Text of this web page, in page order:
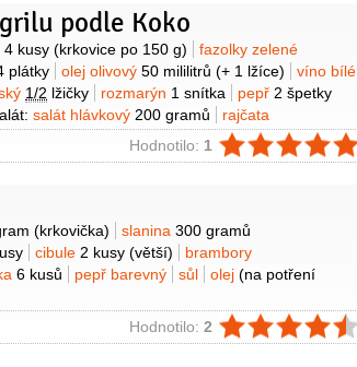
podle Koko
4 kusy (krkovice po 150 g)
fazolky zelené
plátky olej olivový 50 mililitrů (+ 1 lžíce)
víno bílé
1/2 lžičky rozmarýn 1 snítka pepř 2 špetky
salát hlávkový 200 gramů
rajčata
1 kus ocet Balsamico1 lžíce
Hodnotilo: 1
(krkovička) slanina 300 gramů
cibule 2 kusy (větší)
brambory
6 kusů pepř barevný sůl olej (na potření
Hodnotilo: 2